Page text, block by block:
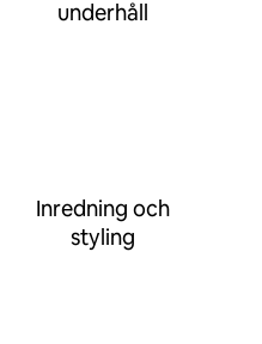
underhåll
Inredning och
styling